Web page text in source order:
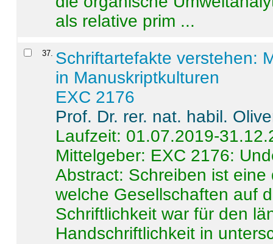
als relative prim ...
37. Schriftartefakte verstehen:
in Manuskriptkulturen
EXC 2176
Prof. Dr. rer. nat. habil.
Laufzeit: 01.07.2019-
Mittelgeber: EXC 2176:
Abstract: Schreiben ist
welche Gesellschaften auf
Schriftlichkeit war für den
Handschriftlichkeit in